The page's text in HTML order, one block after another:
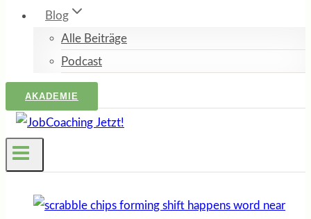
Blog
Alle Beiträge
Podcast
AKADEMIE